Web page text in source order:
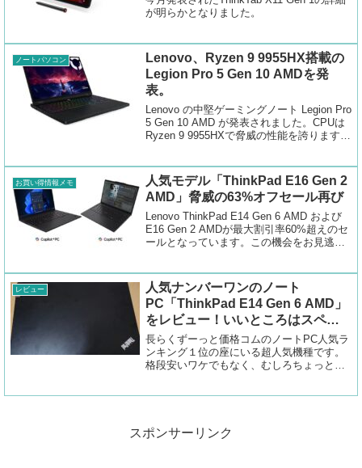
が明らかとなりました。
ノートパソコン
Lenovo、Ryzen 9 9955HX搭載の
Legion Pro 5 Gen 10 AMDを発
表。
Lenovo の中堅ゲーミングノート Legion Pro
5 Gen 10 AMD が発表されました。CPUは
Ryzen 9 9955HXで脅威の性能を誇ります。
お買い得情報メモ
人気モデル「ThinkPad E16 Gen 2
AMD」脅威の63%オフセール再び
Lenovo ThinkPad E14 Gen 6 AMD および
E16 Gen 2 AMDが最大割引率60%超えのセ
ールとなっています。この機会をお見逃し
レビュー
人気ナンバーワンのノート
PC「ThinkPad E14 Gen 6 AMD」
をレビュー！いいところはスペッ
ク欄で目に付くあの箇所
長らくずーっと価格コムのノートPC人気ラ
ンキング１位の座にいる超人気機種です。
格段安いワケでもなく、むしろちょっと高
スポンサーリンク